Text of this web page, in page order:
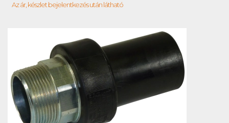
Az ár, készlet bejelentkezés után látható